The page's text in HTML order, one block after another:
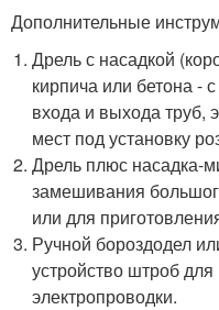
Дополнительные
Дрель с насадкой
кирпича или бетона -
входа и выхода труб,
мест под установку
Дрель плюс насадка-
замешивания
или для
Ручной бороздодел
устройство штроб
электропроводки.